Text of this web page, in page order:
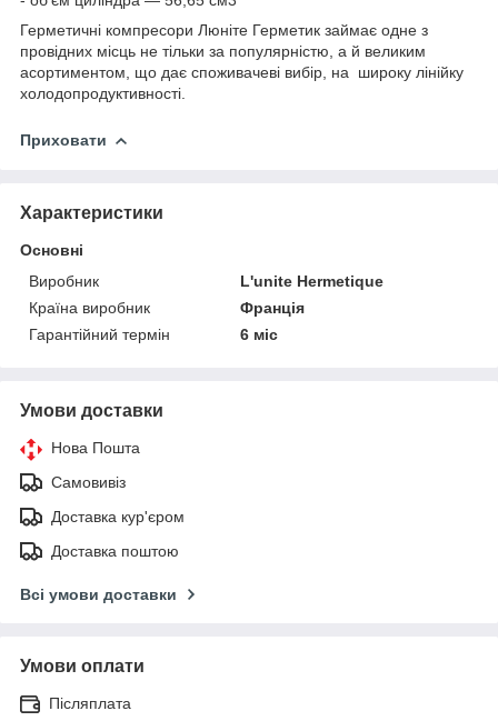
Герметичні компресори Люніте Герметик займає одне з
провідних місць не тільки за популярністю, а й великим
асортиментом, що дає споживачеві вибір, на широку лінійку
холодопродуктивності.
Приховати
Характеристики
Основні
Виробник
L'unite Hermetique
Країна виробник
Франція
Гарантійний термін
6 міс
Умови доставки
Нова Пошта
Самовивіз
Доставка кур'єром
Доставка поштою
Всі умови доставки
Умови оплати
Післяплата